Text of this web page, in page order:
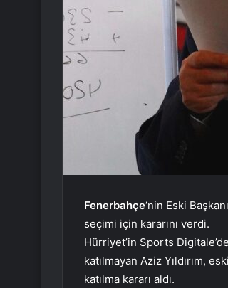
Fenerbahçe‘nin Eski
seçimi için kararını verdi.
Hürriyet’in Sports
katılmayan Aziz Yıldırım,
katılma kararı aldı.